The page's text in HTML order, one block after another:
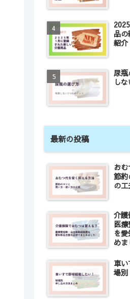
品
紹介
尿
し
最新の投稿
お
節
の
介護
医
を
め
車
場